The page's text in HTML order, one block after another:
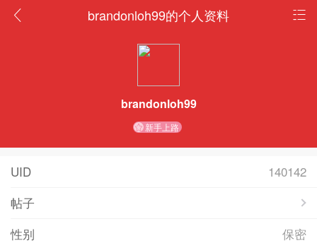
brandonloh99的个人资料
brandonloh99
新手上路
UID
140142
帖子
性别
保密